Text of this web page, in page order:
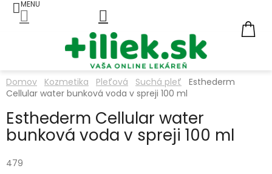
LIEKY
VITAMÍNY
MINERÁLY
Domov Kozmetika Pleťová Suchá pleť
Esthederm
Cellular water bunková voda v spreji 100 ml
Esthederm Cellular water
bunková voda v spreji 100 ml
479